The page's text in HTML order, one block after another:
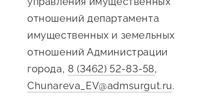
Сообщить о нарушении
АвтоУСН
Иностранным гражданам
О фонде
отношений департамента
имущественных и земельных
отношений Администрации
города, 8 (3462) 52-83-58,
Chunareva_EV@admsurgut.ru.